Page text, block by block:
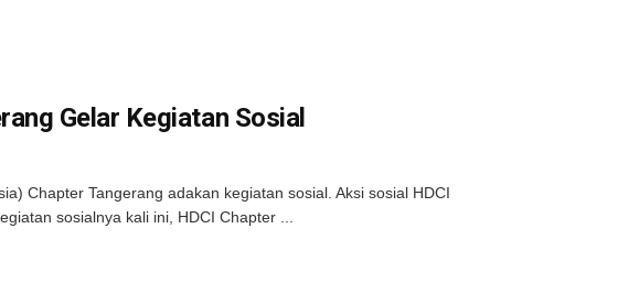
Gelar Kegiatan Sosial
Chapter Tangerang adakan kegiatan sosial. Aksi sosial HDCI
sosialnya kali ini, HDCI Chapter ...